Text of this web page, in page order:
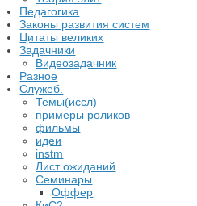
​Педагогика
Законы развития систем
Цитаты великих
Задачники
Видеозадачник
Разное
Служеб.
Темы(иссл)
примеры роликов
фильмы
идеи
instm
Лист ожиданий
Семинары
Оффер